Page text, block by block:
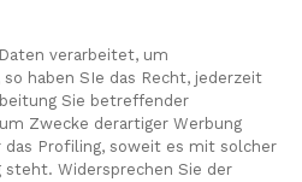
verarbeitet, um
haben SIe das Recht, jederzeit
Sie betreffender
Zwecke derartiger Werbung
das Profiling, soweit es mit solcher
steht. Widersprechen Sie der